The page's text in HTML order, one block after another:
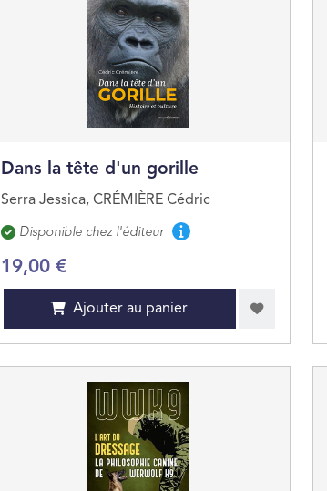
Dans la tête d'un gorille
Serra Jessica, CRÉMIÈRE Cédric
Disponibilité
Disponible chez l'éditeur
19,00 €
Ajouter au panier